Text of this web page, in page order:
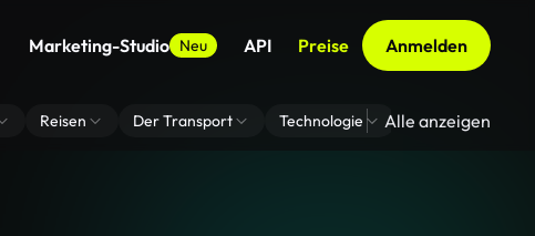
Marketing-Studio Neu API Preise Anmelden
Reisen Der Transport Technologie Zoom Virtuelle
Alle anzeigen